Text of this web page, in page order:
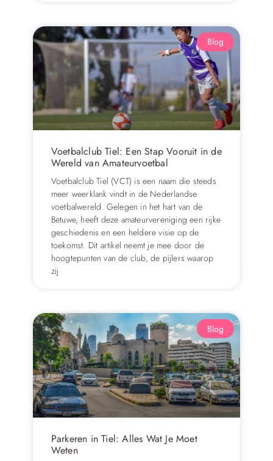
Blog
Voetbalclub Tiel: Een Stap Vooruit in de
Wereld van Amateurvoetbal
Voetbalclub Tiel (VCT) is een naam die steeds
meer weerklank vindt in de Nederlandse
voetbalwereld. Gelegen in het hart van de
Betuwe, heeft deze amateurvereniging een rijke
geschiedenis en een heldere visie op de
toekomst. Dit artikel neemt je mee door de
hoogtepunten van de club, de pijlers waarop
zij
Blog
Parkeren in Tiel: Alles Wat Je Moet
Weten